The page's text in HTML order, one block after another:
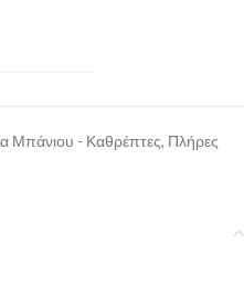
Μπάνιου - Καθρέπτες, Πλήρες